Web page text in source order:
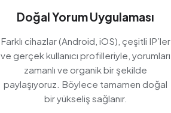
Doğal Yorum Uygulaması
Farklı cihazlar (Android, iOS), çeşitli IP’ler
ve gerçek kullanıcı profilleriyle, yorumları
zamanlı ve organik bir şekilde
paylaşıyoruz. Böylece tamamen doğal
bir yükseliş sağlanır.